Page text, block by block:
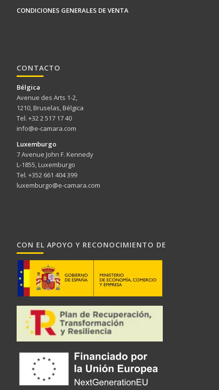
CONDICIONES GENERALES DE VENTA
CONTACTO
Bélgica
Avenue des Arts 1-2,
1210, Bruselas, Bélgica
Tel. +32 2 517 17 40
info@e-camara.com
Luxemburgo
7 Avenue John F. Kennedy
L-1855, Luxemburgo
Tel. +352 661 404 399
luxemburgo@e-camara.com
CON EL APOYO Y RECONOCIMIENTO DE